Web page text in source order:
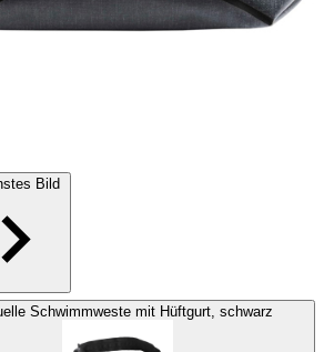
Bild
Schwimmweste mit Hüftgurt, schwarz